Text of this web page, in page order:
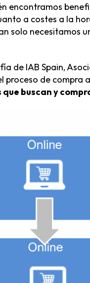
encontramos
a costes a la
solo necesitamos
de IAB Spain,
proceso de compra
que buscan y